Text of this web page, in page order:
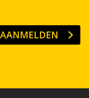
AANMELDEN